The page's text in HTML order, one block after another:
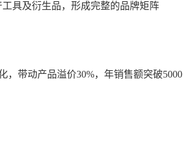
具及衍生品，形成完整的品牌矩阵
，带动产品溢价30%，年销售额突破5000